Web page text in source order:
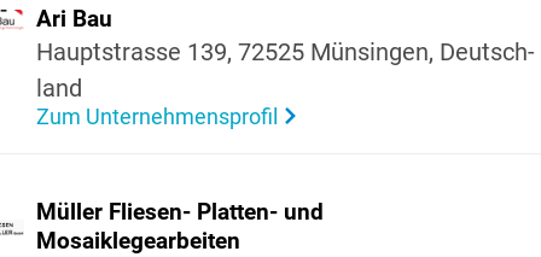
Ari Bau
Haupt­strasse 139, 72525 Münsingen, Deutsch­
land
Zum Unternehmensprofil
Müller Fliesen- Platten- und
Mosaik­le­ge­ar­beiten